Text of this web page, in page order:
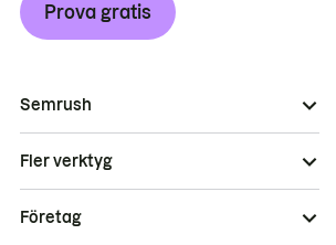
Prova gratis
Semrush
Fler verktyg
Företag